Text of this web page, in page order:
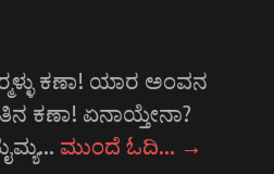
ಕಣಾ! ಯಾರ ಅಂವನ
ಕಣಾ! ಏನಾಯ್ತೇನಾ?
ಮುಂದೆ ಓದಿ… →